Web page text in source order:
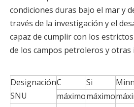
condiciones duras bajo el mar y
través de la investigación y el
capaz de cumplir con los
de los campos petroleros y otras
Designación
SNU
C Si
máximomáximo